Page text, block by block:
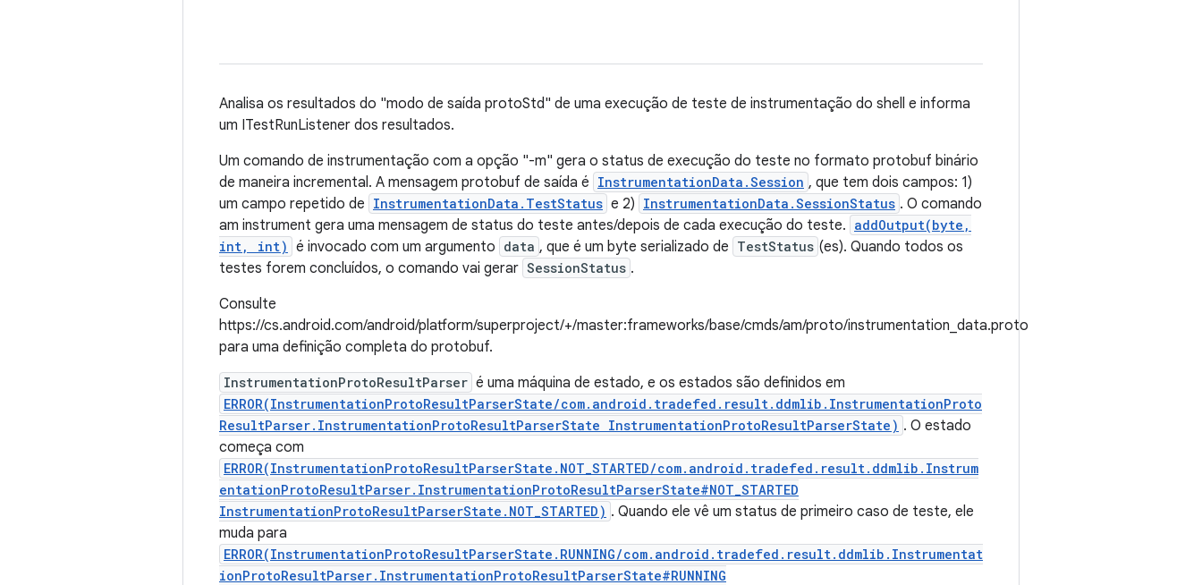
Analisa os resultados do "modo de saída protoStd" de uma execução de teste de instrumentação do shell e informa
um ITestRunListener dos resultados.
Um comando de instrumentação com a opção "-m" gera o status de execução do teste no formato protobuf binário
de maneira incremental. A mensagem protobuf de saída é InstrumentationData.Session , que tem dois campos: 1)
um campo repetido de InstrumentationData.TestStatus e 2) InstrumentationData.SessionStatus . O comando
am instrument gera uma mensagem de status do teste antes/depois de cada execução do teste. addOutput(byte,
int, int) é invocado com um argumento data , que é um byte serializado de TestStatus (es). Quando todos os
testes forem concluídos, o comando vai gerar SessionStatus .
Consulte
https://cs.android.com/android/platform/superproject/+/master:frameworks/base/cmds/am/proto/instrumentation_data.proto
para uma definição completa do protobuf.
InstrumentationProtoResultParser é uma máquina de estado, e os estados são definidos em
ERROR(InstrumentationProtoResultParserState/com.android.tradefed.result.ddmlib.InstrumentationProto
ResultParser.InstrumentationProtoResultParserState InstrumentationProtoResultParserState) . O estado
começa com
ERROR(InstrumentationProtoResultParserState.NOT_STARTED/com.android.tradefed.result.ddmlib.Instrum
entationProtoResultParser.InstrumentationProtoResultParserState#NOT_STARTED
InstrumentationProtoResultParserState.NOT_STARTED) . Quando ele vê um status de primeiro caso de teste, ele
muda para
ERROR(InstrumentationProtoResultParserState.RUNNING/com.android.tradefed.result.ddmlib.Instrumentat
ionProtoResultParser.InstrumentationProtoResultParserState#RUNNING